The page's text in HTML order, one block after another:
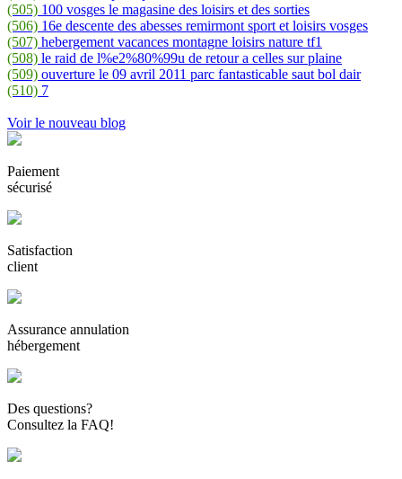
(505) 100 vosges le magasine des loisirs et des sorties
(506) 16e descente des abesses remirmont sport et loisirs vosges
(507) hebergement vacances montagne loisirs nature tf1
(508) le raid de l%e2%80%99u de retour a celles sur plaine
(509) ouverture le 09 avril 2011 parc fantasticable saut bol dair
(510) 7
Voir le nouveau blog
Paiement
sécurisé
Satisfaction
client
Assurance annulation
hébergement
Des questions?
Consultez la FAQ!